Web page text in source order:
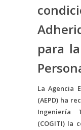
para
La Agencia
(AEPD) ha
Ingeniería
(COGITI) la